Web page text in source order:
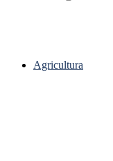
Agricultura